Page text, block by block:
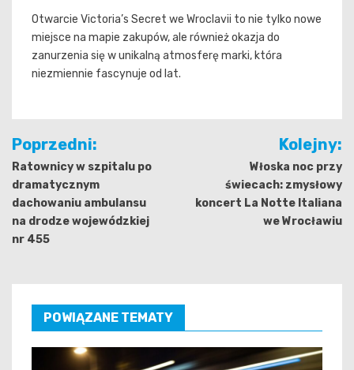
Otwarcie Victoria’s Secret we Wroclavii to nie tylko nowe
miejsce na mapie zakupów, ale również okazja do
zanurzenia się w unikalną atmosferę marki, która
niezmiennie fascynuje od lat.
Nawigacja
wpisu
Poprzedni:
Ratownicy w szpitalu po
dramatycznym
dachowaniu ambulansu
na drodze wojewódzkiej
nr 455
Kolejny:
Włoska noc przy
świecach: zmysłowy
koncert La Notte Italiana
we Wrocławiu
POWIĄZANE TEMATY